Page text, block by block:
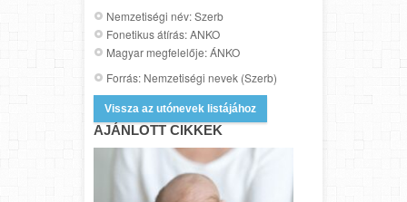
Nemzetiségi név: Szerb
Fonetikus átírás: ANKO
Magyar megfelelője: ÁNKO
Forrás: Nemzetiségi nevek (Szerb)
Vissza az utónevek listájához
AJÁNLOTT CIKKEK